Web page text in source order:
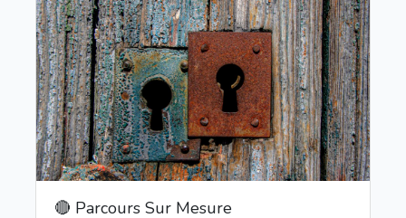
🔴 Parcours Sur Mesure